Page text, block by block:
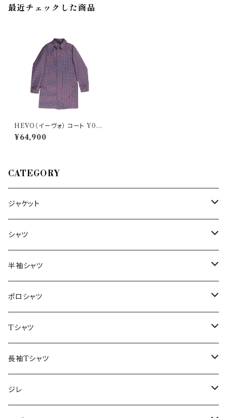
最近チェックした商品
HEVO（イーヴォ） コート Y035
28863
¥64,900
CATEGORY
ジャケット
～44/S
46/M
48/L
50/XL～
シャツ
～44/S
46/M
48/L
50/XL～
半袖シャツ
～44/S
46/M
48/L
50/XL～
ポロシャツ
～44/S
46/M
48/L
Tシャツ
～44/S
46/M
長袖Tシャツ
～44/S
ジレ